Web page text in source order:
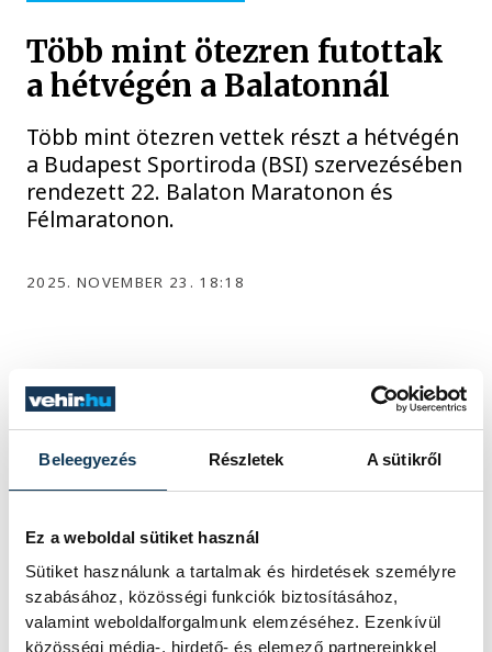
Beleegyezés Részletek A sütikről
Ez a weboldal sütiket használ
Sütiket használunk a tartalmak és hirdetések személyre
szabásához, közösségi funkciók biztosításához,
valamint weboldalforgalmunk elemzéséhez. Ezenkívül
közösségi média-, hirdető- és elemező partnereinkkel
Több mint ötezren futottak
a hétvégén a Balatonnál
Több mint ötezren vettek részt a hétvégén
a Budapest Sportiroda (BSI) szervezésében
rendezett 22. Balaton Maratonon és
Félmaratonon.
2025. NOVEMBER 23. 18:18
Baka Andrást jelöli